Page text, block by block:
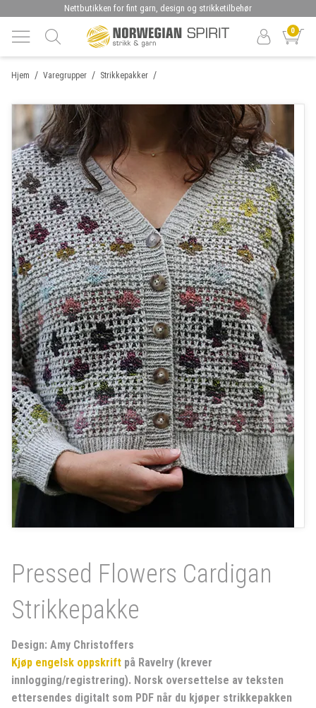
Nettbutikken for fint garn, design og strikketilbehør
0
/
Hjem /
Varegrupper /
Strikkepakker
Pressed Flowers Cardigan
Strikkepakke
Design: Amy Christoffers
Kjøp engelsk oppskrift på Ravelry (krever
innlogging/registrering). Norsk oversettelse av teksten
ettersendes digitalt som PDF når du kjøper strikkepakken